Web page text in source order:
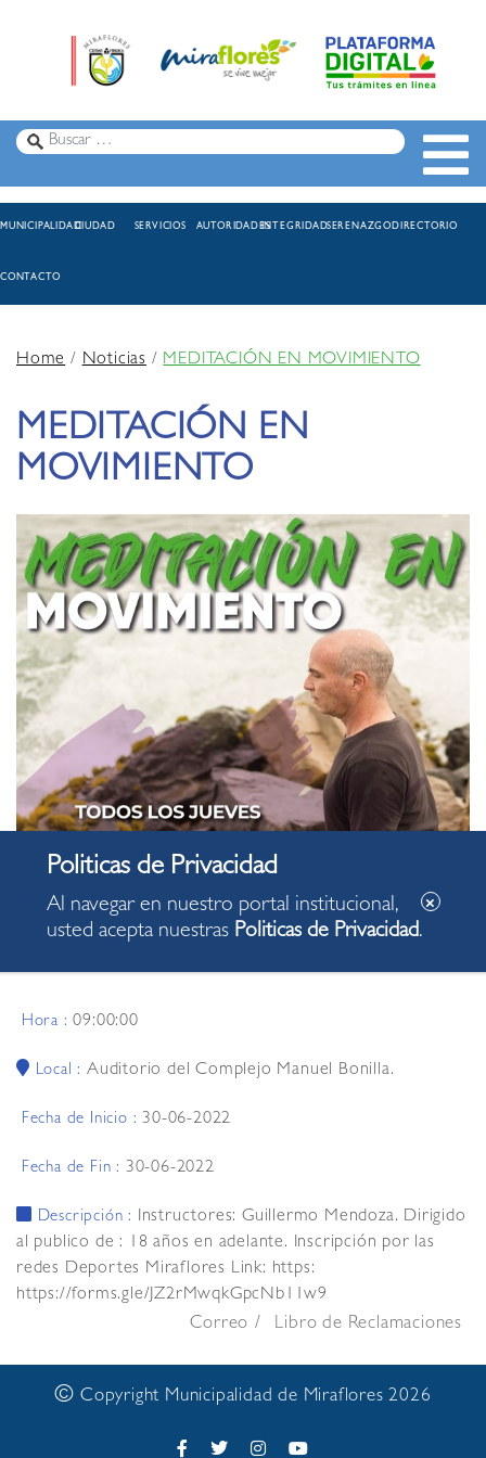
MUNICIPALIDADCIUDAD SERVICIOS AUTORIDADESINTEGRIDADSERENAZGODIRECTORIO
CONTACTO
Home/Noticias /MEDITACIÓN EN MOVIMIENTO
MEDITACIÓN EN
MOVIMIENTO
Hora :09:00:00
Local :Auditorio del Complejo Manuel Bonilla.
Fecha de Inicio :30-06-2022
Fecha de Fin : 30-06-2022
Descripción : Instructores: Guillermo Mendoza. Dirigido
al publico de : 18 años en adelante. Inscripción por las
redes Deportes Miraflores Link: https:
https://forms.gle/JZ2rMwqkGpcNb11w9
Correo Libro de Reclamaciones
© Copyright Municipalidad de Miraflores 2026
Al navegar en nuestro portal institucional,
usted acepta nuestras Politicas de Privacidad.